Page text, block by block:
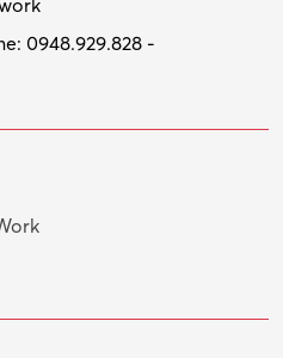
0948.929.828 -